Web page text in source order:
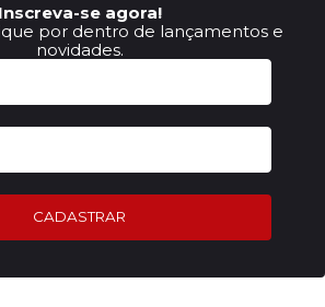
Inscreva-se agora!
por dentro de lançamentos e
novidades.
CADASTRAR